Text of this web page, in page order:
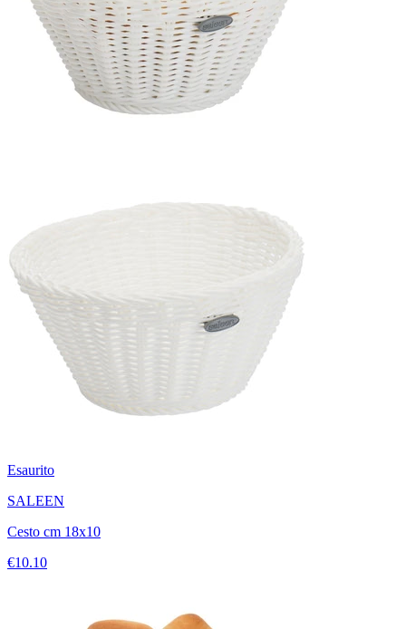
Esaurito
SALEEN
Cesto cm 18x10
€10.10